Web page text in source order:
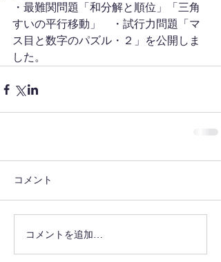
・最難関問題「和分解と順位」「三角
すいの平行移動」　・試行力問題「マ
ス目と数字のパズル・２」を公開しま
した。
コメント
コメントを追加…